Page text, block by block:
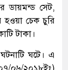
ডায়মন্ড সেট,
হওয়া চেক চুরি
টাকা।
ঘটে। এ